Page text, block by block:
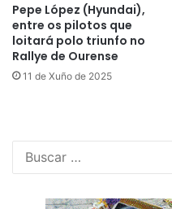
Pepe López (Hyundai),
entre os pilotos que
loitará polo triunfo no
Rallye de Ourense
11 de Xuño de 2025